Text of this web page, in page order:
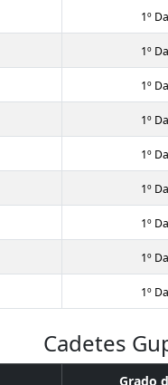
1º
1º
1º
1º
1º
1º
1º
1º
1º
Cadetes
Grado